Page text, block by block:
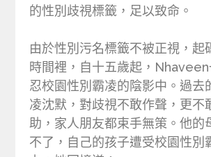
的性別歧視標籤，足以致命。
由於性別污名標籤不被正視，起
時間裡，自十五歲起，
忍校園性別霸凌的陰影中。過去
凌沈默，對歧視不敢作聲，更不
助，家人朋友都束手無策。他的
不了，自己的孩子遭受校園性別